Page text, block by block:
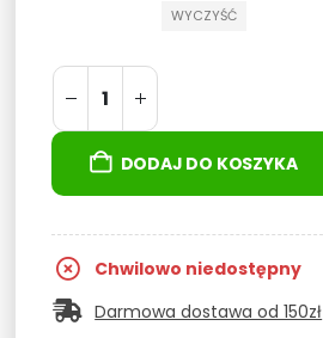
WYCZYŚĆ
DODAJ DO KOSZYKA
Chwilowo niedostępny
Darmowa dostawa od 150zł